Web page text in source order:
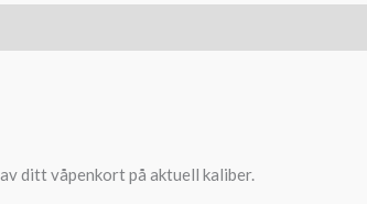
ditt våpenkort på aktuell kaliber.